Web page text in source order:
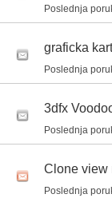
Poslednja
graficka
Poslednja
3dfx
Poslednja
Clone view
Poslednja